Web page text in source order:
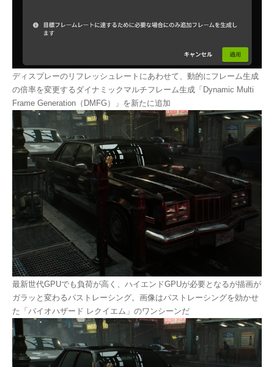
ディスプレーのリフレッシュレートにあわせて、動的にフレーム生成
の倍率を変更するダイナミックマルチフレーム生成「Dynamic Multi
Frame Generation（DMFG）」を新たに追加
最新世代GPUでも負荷が高く、ハイエンドGPUが必要となるが描画が
ガラッと変わるパストレーシング。画像はパストレーシングを効かせ
た「バイオハザード レクイエム」のワンシーンだ